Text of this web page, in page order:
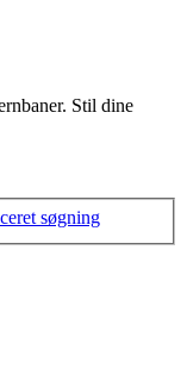
Stil dine
søgning